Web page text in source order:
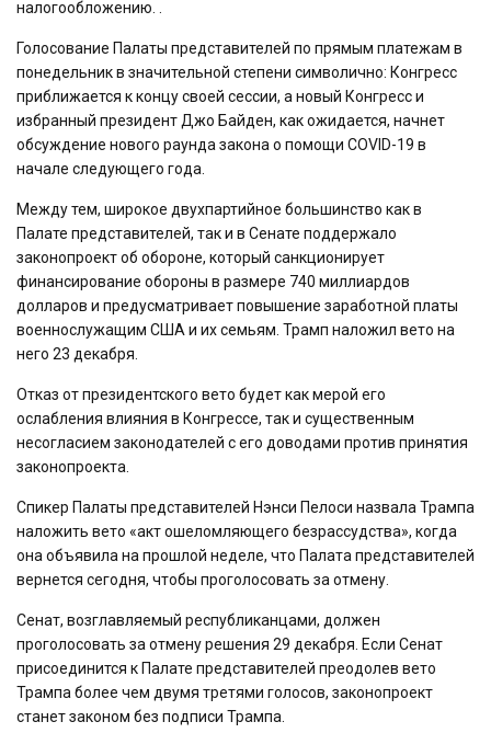
налогообложению. .
Голосование Палаты представителей по прямым платежам в
понедельник в значительной степени символично: Конгресс
приближается к концу своей сессии, а новый Конгресс и
избранный президент Джо Байден, как ожидается, начнет
обсуждение нового раунда закона о помощи COVID-19 в
начале следующего года.
Между тем, широкое двухпартийное большинство как в
Палате представителей, так и в Сенате поддержало
законопроект об обороне, который санкционирует
финансирование обороны в размере 740 миллиардов
долларов и предусматривает повышение заработной платы
военнослужащим США и их семьям. Трамп наложил вето на
него 23 декабря.
Отказ от президентского вето будет как мерой его
ослабления влияния в Конгрессе, так и существенным
несогласием законодателей с его доводами против принятия
законопроекта.
Спикер Палаты представителей Нэнси Пелоси назвала Трампа
наложить вето «акт ошеломляющего безрассудства», когда
она объявила на прошлой неделе, что Палата представителей
вернется сегодня, чтобы проголосовать за отмену.
Сенат, возглавляемый республиканцами, должен
проголосовать за отмену решения 29 декабря. Если Сенат
присоединится к Палате представителей преодолев вето
Трампа более чем двумя третями голосов, законопроект
станет законом без подписи Трампа.